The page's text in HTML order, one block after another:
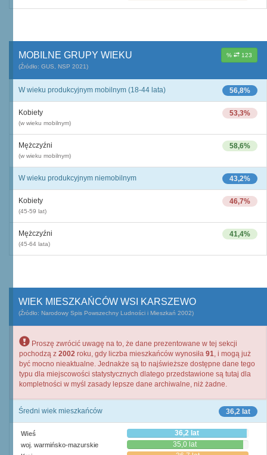
% 123
MOBILNE GRUPY WIEKU
(Źródło: GUS, NSP 2021)
56,8%
W wieku produkcyjnym mobilnym (18-44 lata)
53,3%
Kobiety
(w wieku mobilnym)
58,6%
Mężczyźni
(w wieku mobilnym)
43,2%
W wieku produkcyjnym niemobilnym
46,7%
Kobiety
(45-59 lat)
41,4%
Mężczyźni
(45-64 lata)
WIEK MIESZKAŃCÓW WSI KARSZEWO
(Źródło: Narodowy Spis Powszechny Ludności i Mieszkań 2002)
Proszę zwrócić uwagę na to, że dane prezentowane w tej sekcji
pochodzą z 2002 roku, gdy liczba mieszkańców wynosiła 91, i mogą już
być mocno nieaktualne. Jednakże są to najświeższe dostępne dane tego
typu dla miejscowości statystycznych dlatego przedstawione są tutaj dla
kompletności w myśl zasady lepsze dane archiwalne, niż żadne.
36,2 lat
Średni wiek mieszkańców
Wieś 36,2 lat
woj. warmińsko-mazurskie 35,0 lat